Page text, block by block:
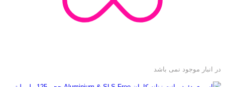
در انبار موجود نمی باشد